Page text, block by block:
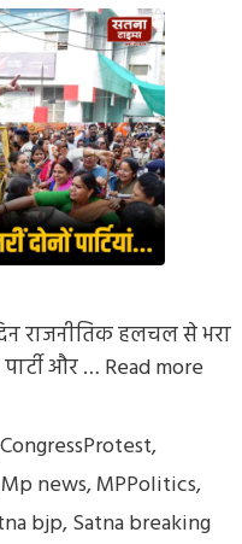
राजनीतिक हलचल से भरा
और … Read more
CongressProtest,
Mp news,MPPolitics,
bjp,Satna breaking